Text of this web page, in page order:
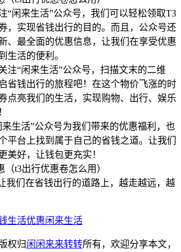
“闲来生活”公众号，我们可以轻松领取T3
，实现省钱出行的目的。而且，公众号还
、最全面的优惠信息，让我们在享受优惠
生活的便利。
注“闲来生活”公众号，扫描文末的二维
省钱出行的旅程吧！在这个物价飞涨的时
点亮我们的生活，实现购物、出行、娱乐
生活”公众号为我们带来的优惠福利，也
平台上找到属于自己的省钱之道。让我们
美好，让钱包更充实！
我们在省钱出行的道路上，越走越远，越
生活优惠闲来生活
权归闲闲来来转转所有，欢迎分享本文，